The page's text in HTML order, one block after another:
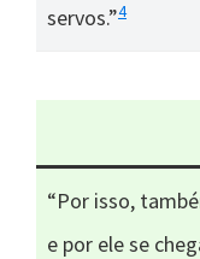
servos.”4
“Por isso,
e por ele se